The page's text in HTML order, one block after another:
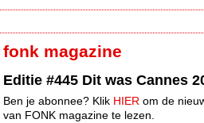
fonk magazine
Editie #445 Dit was Cannes
Ben je abonnee? Klik HIER om de
van FONK magazine te lezen.